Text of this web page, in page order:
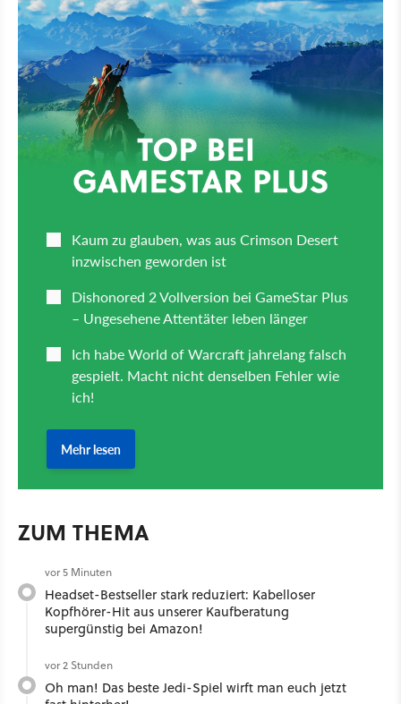
ZUM THEMA
vor 5 Minuten
Headset-Bestseller stark reduziert: Kabelloser
Kopfhörer-Hit aus unserer Kaufberatung
supergünstig bei Amazon!
vor 2 Stunden
Oh man! Das beste Jedi-Spiel wirft man euch jetzt